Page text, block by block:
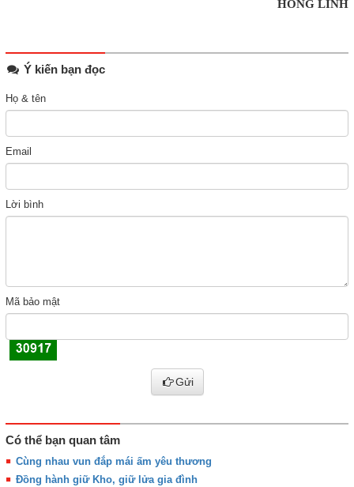
HỒNG LINH
Ý kiến bạn đọc
Họ & tên
Email
Lời bình
Mã bảo mật
Gửi
Có thể bạn quan tâm
Cùng nhau vun đắp mái ấm yêu thương
Đồng hành giữ Kho, giữ lửa gia đình